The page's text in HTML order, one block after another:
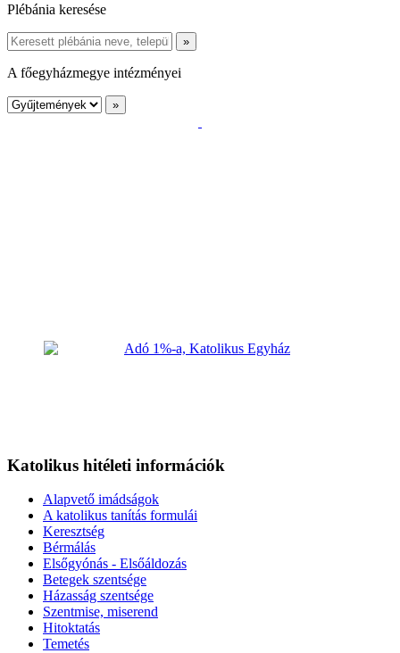
Plébánia keresése
A főegyházmegye intézményei
Katolikus hitéleti információk
Alapvető imádságok
A katolikus tanítás formulái
Keresztség
Bérmálás
Elsőgyónás - Elsőáldozás
Betegek szentsége
Házasság szentsége
Szentmise, miserend
Hitoktatás
Temetés